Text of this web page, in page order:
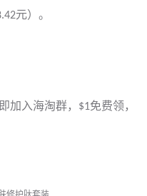
元）。
加入海淘群，$1免费领，